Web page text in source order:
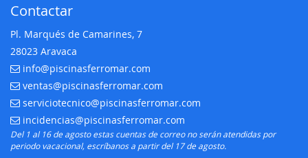
Contactar
Pl. Marqués de Camarines, 7
28023 Aravaca
E-mail:
info@piscinasferromar.com
E-mail:
ventas@piscinasferromar.com
E-mail:
serviciotecnico@piscinasferromar.com
E-mail:
incidencias@piscinasferromar.com
Del 1 al 16 de agosto estas cuentas de correo no serán atendidas por
periodo vacacional, escríbanos a partir del 17 de agosto.